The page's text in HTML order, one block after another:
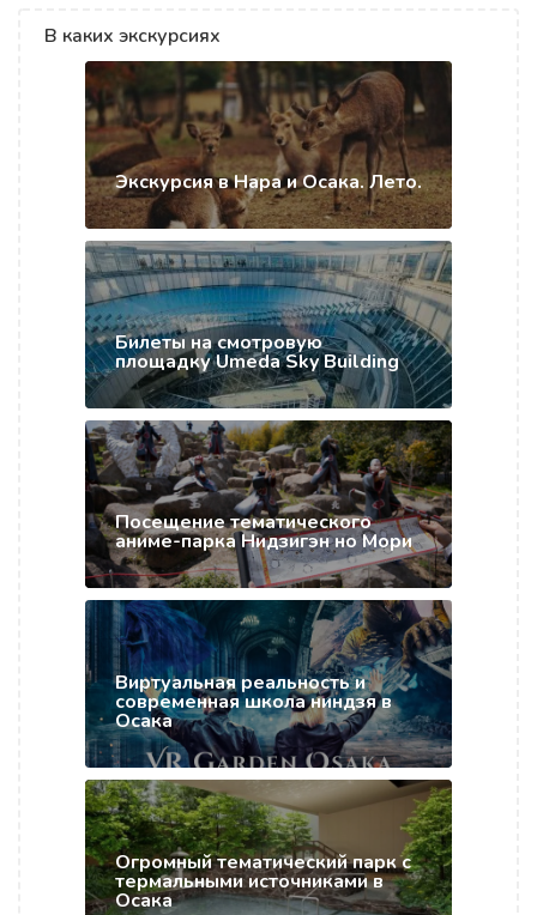
В каких экскурсиях
Экскурсия в Нара и Осака. Лето.
Билеты на смотровую
площадку Umeda Sky Building
Посещение тематического
аниме-парка Нидзигэн но Мори
Виртуальная реальность и
современная школа ниндзя в
Осака
Огромный тематический парк с
термальными источниками в
Осака